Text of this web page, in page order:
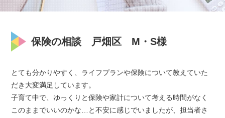
保険の相談 戸畑区 M・S様
とても分かりやすく、ライフプランや保険について教えていた
だき大変満足しています。
子育て中で、ゆっくりと保険や家計について考える時間がなく
このままでいいのかな…と不安に感じでいましたが、担当者さ